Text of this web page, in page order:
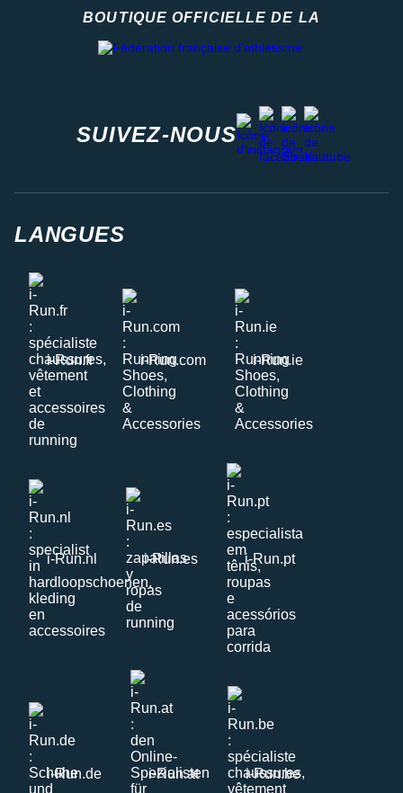
BOUTIQUE OFFICIELLE DE LA
SUIVEZ-NOUS
instagram
facebook
stravayoutube
LANGUES
i-Run.fr i-Run.com i-Run.ie
i-Run.nl i-Run.es i-Run.pt
i-Run.de i-Run.at i-Run.be